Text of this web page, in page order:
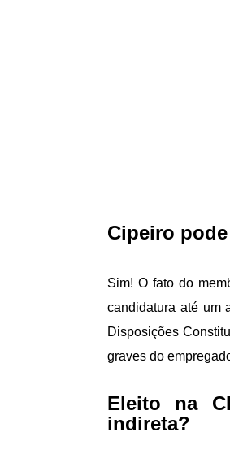
Cipeiro
Sim! O fato do
candidatura até um
Disposições
graves do
Eleito na
indireta?